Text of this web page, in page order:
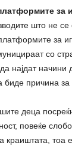
за
што не
за
со
најдат начини
биде причина за
деца
повеќе
краиштата, тоа